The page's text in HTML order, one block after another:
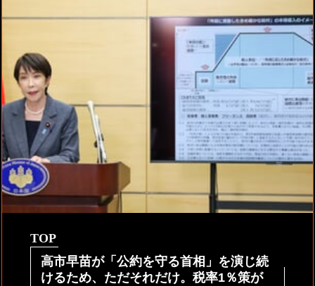
TOP
高市早苗が「公約を守る首相」を演じ続
けるため、ただそれだけ。税率1％策が